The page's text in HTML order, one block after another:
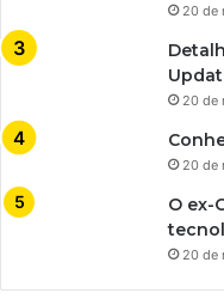
20 de
20 de
20 de
O ex-
20 de